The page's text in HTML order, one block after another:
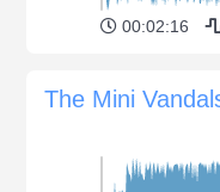
00:02:16
The Mini